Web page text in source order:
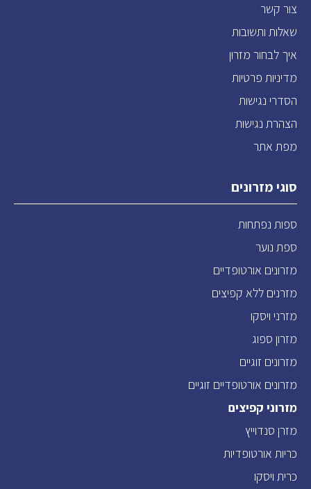
צור קשר
שאלות ותשובות
איך לבחור מזרון
מדיניות פרטיות
הסדרי נגישות
הצהרת נגישות
מפת אתר
סוגי מזרונים
ספות נפתחות
ספת נוער
מזרונים אורטופדיים
מזרנים ללא קפיצים
מזרני ויסקו
מזרון ספוג
מזרונים זוגיים
מזרונים אורטופדיים זוגיים
מזרוני קפיצים
מזרן סנדוייץ
כריות אורטופדיות
כרית ויסקו